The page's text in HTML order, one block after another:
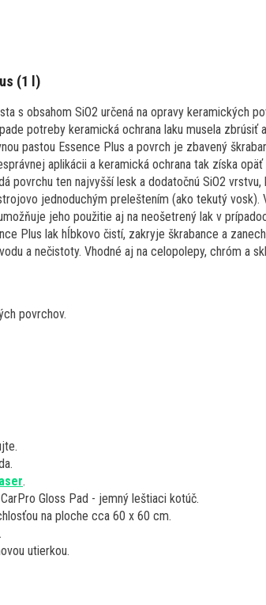
(1 l)
s obsahom SiO2 určená na opravy keramických
potreby keramická ochrana laku musela zbrúsiť
pastou Essence Plus a povrch je zbavený
aplikácii a keramická ochrana tak získa
povrchu ten najvyšší lesk a dodatočnú SiO2
jednoduchým preleštením (ako tekutý vosk).
jeho použitie aj na neošetrený lak v
Plus lak hĺbkovo čistí, zakryje škrabance a
a nečistoty. Vhodné aj na celopolepy, chróm a
povrchov.
.
Gloss Pad - jemný leštiaci kotúč.
na ploche cca 60 x 60 cm.
utierkou.